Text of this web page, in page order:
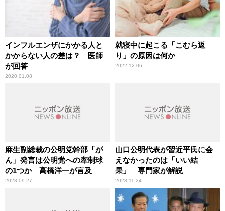
インフルエンザにかかる人と
かからない人の差は？ 医師
が回答
2020.01.08
就寝中に起こる「こむら返
り」の原因は何か
2022.12.06
麻生副総裁の公明党幹部「が
ん」発言は公明党への牽制球
の1つか 高橋洋一が言及
2023.09.27
山口公明代表が習近平氏に会
えなかったのは「いい結
果」 専門家が解説
2023.11.24